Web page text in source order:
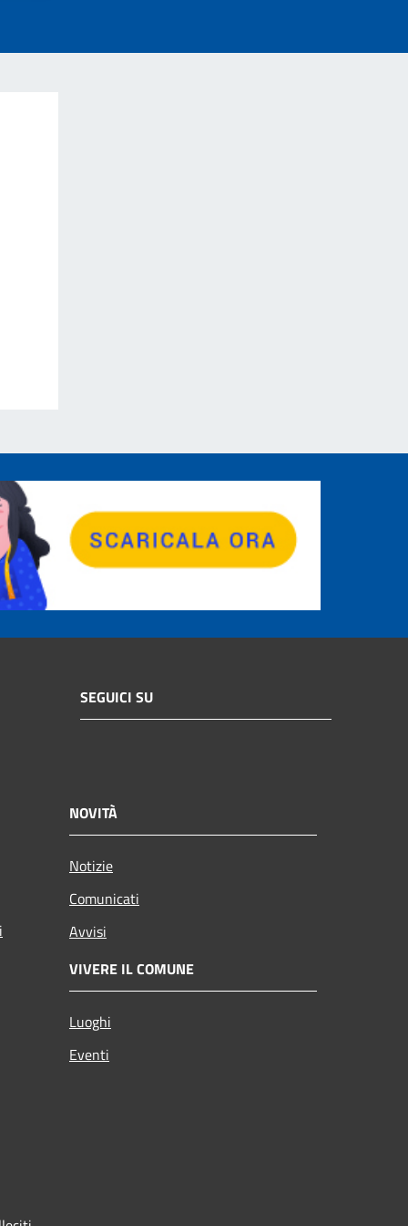
SEGUICI SU
NOVITÀ
Notizie
Comunicati
Avvisi
VIVERE IL COMUNE
Luoghi
Eventi